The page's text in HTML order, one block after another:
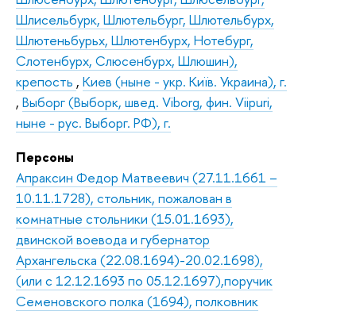
Шлисельбурк, Шлютельбург, Шлютельбурх,
Шлютеньбурьх, Шлютенбурх, Нотебург,
Слотенбурх, Слюсенбурх, Шлюшин),
крепость , Киев (ныне - укр. Київ. Украина), г.
, Выборг (Выборк, швед. Viborg, фин. Viipuri,
ныне - рус. Выборг. РФ), г.
Персоны
Апраксин Федор Матвеевич (27.11.1661 –
10.11.1728), стольник, пожалован в
комнатные стольники (15.01.1693),
двинской воевода и губернатор
Архангельска (22.08.1694)-20.02.1698),
(или с 12.12.1693 по 05.12.1697),поручик
Семеновского полка (1694), полковник